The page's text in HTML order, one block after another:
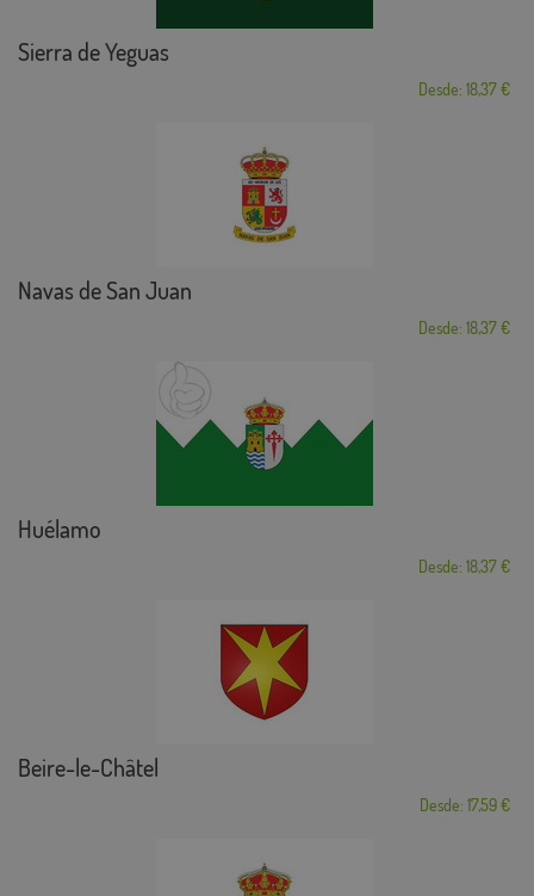
Sierra de Yeguas
Desde: 18,37 €
Navas de San Juan
Desde: 18,37 €
Huélamo
Desde: 18,37 €
Beire-le-Châtel
Desde: 17,59 €